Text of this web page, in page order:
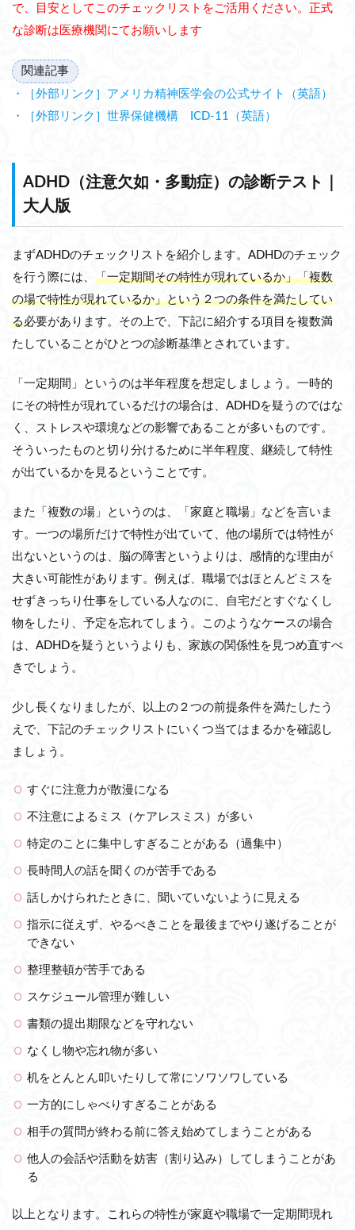
で、目安としてこのチェックリストをご活用ください。正式
な診断は医療機関にてお願いします
関連記事
・［外部リンク］アメリカ精神医学会の公式サイト（英語）
・［外部リンク］世界保健機構 ICD-11（英語）
ADHD（注意欠如・多動症） の診断テスト｜
大人版
まずADHDのチェックリストを紹介します。ADHDのチェック
を行う際には、 「一定期間その特性が現れているか」「複数
の場で特性が現れているか」という２つの条件を満たしてい
る必要があります。その上で、下記に紹介する項目を複数満
たしていることがひとつの診断基準とされています。
「一定期間」というのは半年程度を想定しましょう。一時的
にその特性が現れているだけの場合は、ADHDを疑うのではな
く、ストレスや環境などの影響であることが多いものです。
そういったものと切り分けるために半年程度、継続して特性
が出ているかを見るということです。
また「複数の場」というのは、「家庭と職場」などを言いま
す。一つの場所だけで特性が出ていて、他の場所では特性が
出ないというのは、脳の障害というよりは、感情的な理由が
大きい可能性があります。例えば、職場ではほとんどミスを
せずきっちり仕事をしている人なのに、自宅だとすぐなくし
物をしたり、予定を忘れてしまう。このようなケースの場合
は、ADHDを疑うというよりも、家族の関係性を見つめ直すべ
きでしょう。
少し長くなりましたが、以上の２つの前提条件を満たしたう
えで、下記のチェックリストにいくつ当てはまるかを確認し
ましょう。
すぐに注意力が散漫になる
不注意によるミス（ケアレスミス）が多い
特定のことに集中しすぎることがある（過集中）
長時間人の話を聞くのが苦手である
話しかけられたときに、聞いていないように見える
指示に従えず、やるべきことを最後までやり遂げることが
できない
整理整頓が苦手である
スケジュール管理が難しい
書類の提出期限などを守れない
なくし物や忘れ物が多い
机をとんとん叩いたりして常にソワソワしている
一方的にしゃべりすぎることがある
相手の質問が終わる前に答え始めてしまうことがある
他人の会話や活動を妨害（割り込み）してしまうことがあ
る
以上となります。これらの特性が家庭や職場で一定期間現れ